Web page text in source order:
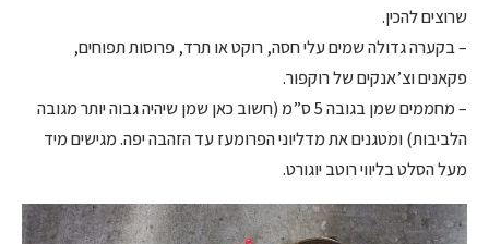
שרוצים להכין.
– בקערה גדולה שמים עלי חסה, רוקט או תרד, פרוסות תפוחים,
פקאנים וצ’אנקים של רוקפור.
– מחממים שמן בגובה 5 ס”מ (חשוב כאן שמן שיהיה גבוה יותר מגובה
הלביבות) ומטגנים את מדליוני הפרומעז עד הזהבה יפה. מגישים מיד
מעל הסלט בליווי רוטב יוגורט.